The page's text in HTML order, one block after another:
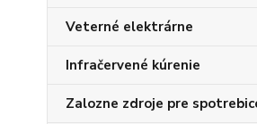
Veterné elektrárne
Infračervené kúrenie
Zalozne zdroje pre